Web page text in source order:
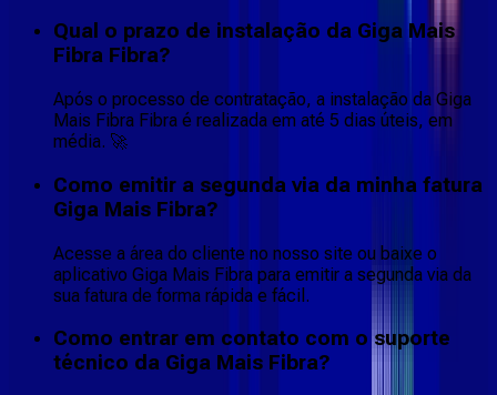
Qual o prazo de instalação da Giga Mais
Fibra Fibra?
Após o processo de contratação, a instalação da Giga
Mais Fibra Fibra é realizada em até 5 dias úteis, em
média. 🚀
Como emitir a segunda via da minha fatura
Giga Mais Fibra?
Acesse a área do cliente no nosso site ou baixe o
aplicativo Giga Mais Fibra para emitir a segunda via da
sua fatura de forma rápida e fácil.
Como entrar em contato com o suporte
técnico da Giga Mais Fibra?